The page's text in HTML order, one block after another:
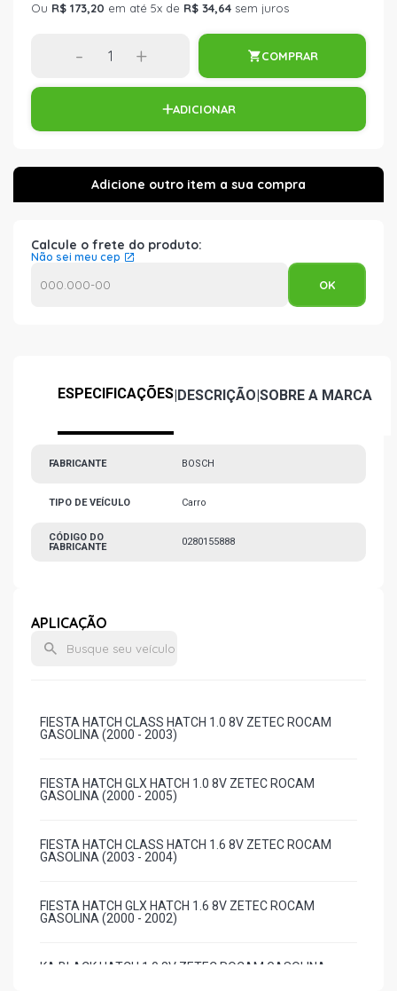
Ou R$ 173,20 em até 5x de R$ 34,64 sem juros
- + COMPRAR
ADICIONAR
Calcule o frete do produto:
Não sei meu cep
ESPECIFICAÇÕES|DESCRIÇÃO|SOBRE A MARCA
FABRICANTE BOSCH
TIPO DE VEÍCULO Carro
CÓDIGO DO
FABRICANTE
0280155888
APLICAÇÃO
FIESTA HATCH CLASS HATCH 1.0 8V ZETEC ROCAM
GASOLINA (2000 - 2003)
FIESTA HATCH GLX HATCH 1.0 8V ZETEC ROCAM
GASOLINA (2000 - 2005)
FIESTA HATCH CLASS HATCH 1.6 8V ZETEC ROCAM
GASOLINA (2003 - 2004)
FIESTA HATCH GLX HATCH 1.6 8V ZETEC ROCAM
GASOLINA (2000 - 2002)
KA BLACK HATCH 1.0 8V ZETEC ROCAM GASOLINA